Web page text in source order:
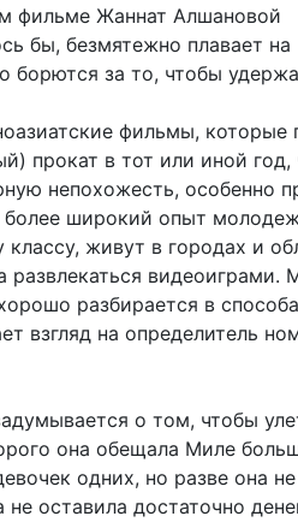
фильме Жаннат Алшановой
бы, безмятежно плавает на
борются за то, чтобы
фильмы, которые
прокат в тот или иной год,
непохожесть, особенно
более широкий опыт
живут в городах и
видеоиграми.
разбирается в
взгляд на определитель
о том, чтобы
она обещала Миле
одних, но разве она
оставила достаточно